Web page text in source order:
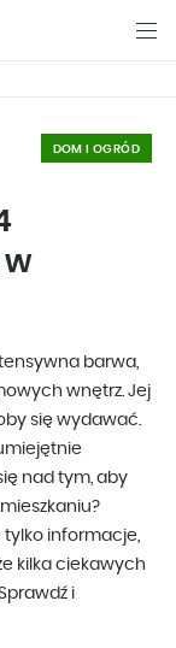
DOM I OGRÓD
w
barwa,
wnętrz. Jej
się wydawać.
nad tym, aby
tylko informacje,
kilka ciekawych
i